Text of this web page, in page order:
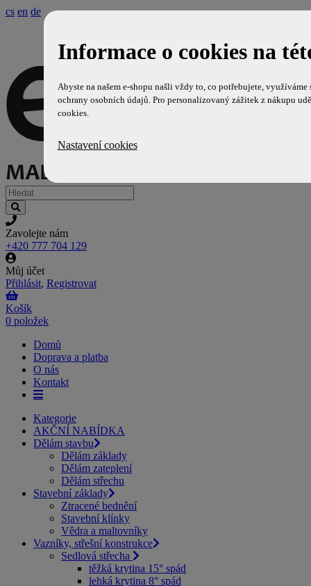
cs en de
Zavolejte nám
+420 777 704 129
Můj účet
Přihlásit, Registrovat
Košík
0 položek
Domů
Doprava a platba
O nás
Kontakt
Kategorie
AKČNÍ NABÍDKA
Dělám stavbu
Dělám základy
Dělám zateplení
Dělám střechu
Stavební základy
Ztracené bednění
Stavební klínky
Vědra a maltovníky
Vazníky, střešní konstrukce
Sedlová střecha
těžká krytina 15° spád
lehká krytina 8° spád
Informace o cookies na
Abyste na našem e-shopu našli vždy to, co potřebujete,
ochrany osobních údajů. Pro personalizovaný zážitek z nákupu
cookies.
Nastavení cookies